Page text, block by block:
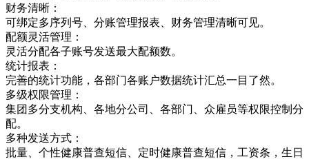
财务清晰：
可绑定多序列号、分账管理报表、财务管理清晰可见。
配额灵活管理：
灵活分配各子账号发送最大配额数。
统计报表：
完善的统计功能，各部门各账户数据统计汇总一目了然。
多级权限管理：
集团多分支机构、各地分公司、各部门、众雇员等权限控制分
配。
多种发送方式：
批量、个性健康普查短信、定时健康普查短信，工资条，生日